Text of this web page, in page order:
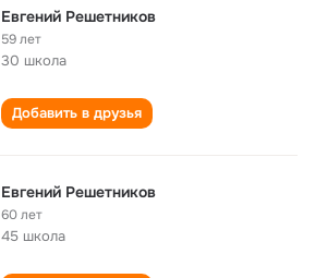
Евгений Решетников
59 лет
30 школа
Добавить в друзья
Евгений Решетников
60 лет
45 школа